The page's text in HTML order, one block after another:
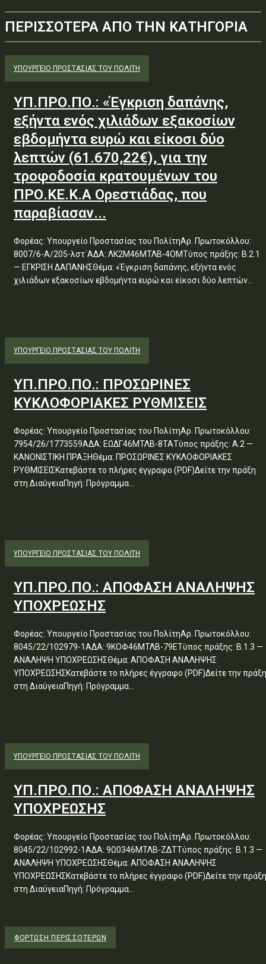
ΠΕΡΙΣΣΟΤΕΡΑ ΑΠΟ ΤΗΝ ΚΑΤΗΓΟΡΙΑ
ΥΠΟΥΡΓΕΊΟ ΠΡΟΣΤΑΣΊΑΣ ΤΟΥ ΠΟΛΊΤΗ
ΥΠ.ΠΡΟ.ΠΟ.: «Έγκριση δαπάνης,
εξήντα ενός χιλιάδων εξακοσίων
εβδομήντα ευρώ και είκοσι δύο
λεπτών (61.670,22€), για την
τροφοδοσία κρατουμένων του
ΠΡΟ.ΚΕ.Κ.Α Ορεστιάδας, που
παραβίασαν...
Φορέας: Υπουργείο Προστασίας του ΠολίτηΑρ. Πρωτοκόλλου:
8007/6-Α/205-λστ΄ΑΔΑ: ΛΚ2Μ46ΜΤΛΒ-4ΟΜΤύπος πράξης: Β.2.1
— ΕΓΚΡΙΣΗ ΔΑΠΑΝΗΣΘέμα: «Έγκριση δαπάνης, εξήντα ενός
χιλιάδων εξακοσίων εβδομήντα ευρώ και είκοσι δύο λεπτών...
ΥΠΟΥΡΓΕΊΟ ΠΡΟΣΤΑΣΊΑΣ ΤΟΥ ΠΟΛΊΤΗ
ΥΠ.ΠΡΟ.ΠΟ.: ΠΡΟΣΩΡΙΝΕΣ
ΚΥΚΛΟΦΟΡΙΑΚΕΣ ΡΥΘΜΙΣΕΙΣ
Φορέας: Υπουργείο Προστασίας του ΠολίτηΑρ. Πρωτοκόλλου:
7954/26/1773559ΑΔΑ: ΕΩΔΓ46ΜΤΛΒ-8ΤΑΤύπος πράξης: Α.2 —
ΚΑΝΟΝΙΣΤΙΚΗ ΠΡΑΞΗΘέμα: ΠΡΟΣΩΡΙΝΕΣ ΚΥΚΛΟΦΟΡΙΑΚΕΣ
ΡΥΘΜΙΣΕΙΣΚατεβάστε το πλήρες έγγραφο (PDF)Δείτε την πράξη
στη ΔιαύγειαΠηγή: Πρόγραμμα...
ΥΠΟΥΡΓΕΊΟ ΠΡΟΣΤΑΣΊΑΣ ΤΟΥ ΠΟΛΊΤΗ
ΥΠ.ΠΡΟ.ΠΟ.: ΑΠΟΦΑΣΗ ΑΝΑΛΗΨΗΣ
ΥΠΟΧΡΕΩΣΗΣ
Φορέας: Υπουργείο Προστασίας του ΠολίτηΑρ. Πρωτοκόλλου:
8045/22/102979-1ΑΔΑ: 9ΚΟΦ46ΜΤΛΒ-79ΕΤύπος πράξης: Β.1.3 —
ΑΝΑΛΗΨΗ ΥΠΟΧΡΕΩΣΗΣΘέμα: ΑΠΟΦΑΣΗ ΑΝΑΛΗΨΗΣ
ΥΠΟΧΡΕΩΣΗΣΚατεβάστε το πλήρες έγγραφο (PDF)Δείτε την πράξη
στη ΔιαύγειαΠηγή: Πρόγραμμα...
ΥΠΟΥΡΓΕΊΟ ΠΡΟΣΤΑΣΊΑΣ ΤΟΥ ΠΟΛΊΤΗ
ΥΠ.ΠΡΟ.ΠΟ.: ΑΠΟΦΑΣΗ ΑΝΑΛΗΨΗΣ
ΥΠΟΧΡΕΩΣΗΣ
Φορέας: Υπουργείο Προστασίας του ΠολίτηΑρ. Πρωτοκόλλου:
8045/22/102992-1ΑΔΑ: 9Ω0346ΜΤΛΒ-ΖΔΤΤύπος πράξης: Β.1.3 —
ΑΝΑΛΗΨΗ ΥΠΟΧΡΕΩΣΗΣΘέμα: ΑΠΟΦΑΣΗ ΑΝΑΛΗΨΗΣ
ΥΠΟΧΡΕΩΣΗΣΚατεβάστε το πλήρες έγγραφο (PDF)Δείτε την πράξη
στη ΔιαύγειαΠηγή: Πρόγραμμα...
ΦΌΡΤΩΣΗ ΠΕΡΙΣΣΟΤΈΡΩΝ